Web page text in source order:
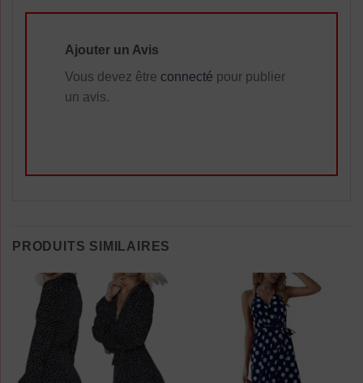
Ajouter un Avis
Vous devez être connecté pour publier
un avis.
PRODUITS SIMILAIRES